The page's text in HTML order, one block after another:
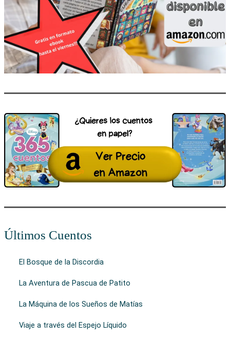
Últimos Cuentos
El Bosque de la Discordia
La Aventura de Pascua de Patito
La Máquina de los Sueños de Matías
Viaje a través del Espejo Líquido